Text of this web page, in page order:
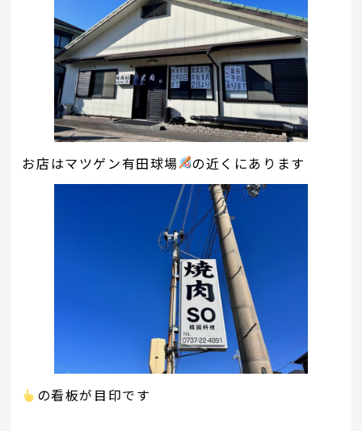
お店はマツゲン有田球場 の近くにあります
の看板が目印です